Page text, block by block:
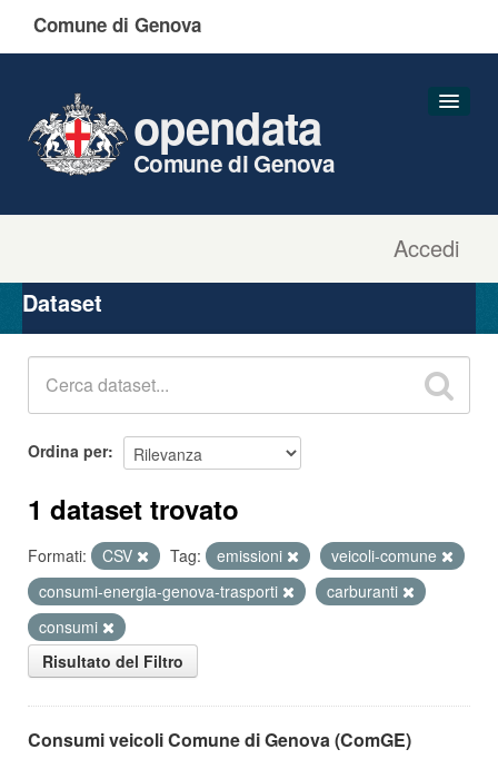
Comune di Genova
Accedi
opendata
Comune di Genova
Organizzazioni
Gruppi
Dataset
Ordina per
1 dataset trovato
Formati: CSV Tag: emissioni
veicoli-comune
consumi-energia-genova-trasporti
carburanti
consumi
Risultato del Filtro
Consumi veicoli Comune di Genova (ComGE)